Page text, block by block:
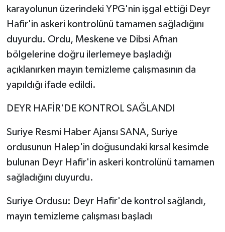
karayolunun üzerindeki YPG'nin işgal ettiği Deyr
Hafir'in askeri kontrolünü tamamen sağladığını
duyurdu. Ordu, Meskene ve Dibsi Afnan
bölgelerine doğru ilerlemeye başladığı
açıklanırken mayın temizleme çalışmasının da
yapıldığı ifade edildi.
DEYR HAFİR'DE KONTROL SAĞLANDI
Suriye Resmi Haber Ajansı SANA, Suriye
ordusunun Halep'in doğusundaki kırsal kesimde
bulunan Deyr Hafir'in askeri kontrolünü tamamen
sağladığını duyurdu.
Suriye Ordusu: Deyr Hafir'de kontrol sağlandı,
mayın temizleme çalışması başladı